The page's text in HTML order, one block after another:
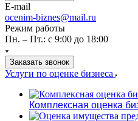
E-mail
ocenim-biznes@mail.ru
Режим работы
Пн. – Пт.: с 9:00 до 18:00
Заказать звонок
Услуги по оценке бизнеса
Комплексная оценка